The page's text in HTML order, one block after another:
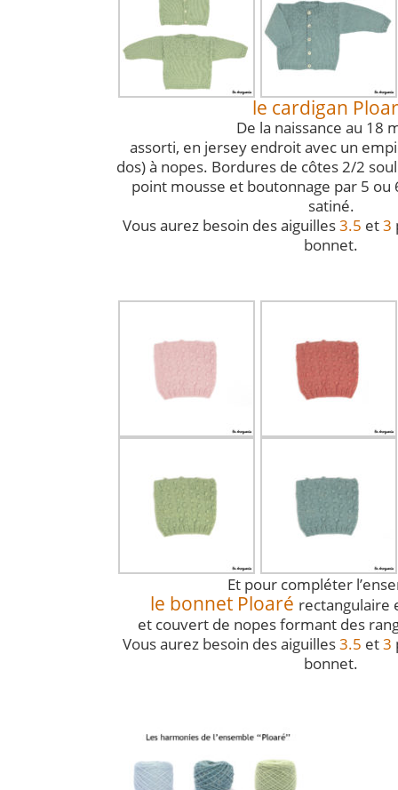
le cardigan
De la naissance au 18
assorti, en jersey endroit avec un
dos) à nopes. Bordures de côtes 2/2
point mousse et boutonnage par 5 ou
satiné.
Vous aurez besoin des aiguilles3.5 et3
bonnet.
Et pour compléter
le bonnet Ploaré rectangulaire
et couvert de nopes formant des
Vous aurez besoin des aiguilles3.5 et3
bonnet.